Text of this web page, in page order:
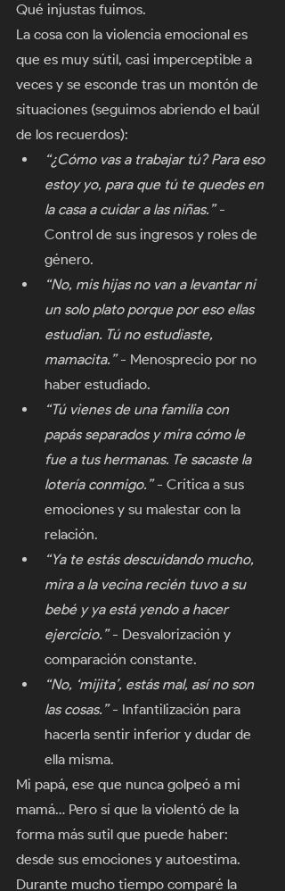
Qué injustas fuimos.
La cosa con la violencia emocional es
que es muy sútil, casi imperceptible a
veces y se esconde tras un montón de
situaciones (seguimos abriendo el baúl
de los recuerdos):
“¿Cómo vas a trabajar tú? Para eso
estoy yo, para que tú te quedes en
la casa a cuidar a las niñas.” -
Control de sus ingresos y roles de
género.
“No, mis hijas no van a levantar ni
un solo plato porque por eso ellas
estudian. Tú no estudiaste,
mamacita.” - Menosprecio por no
haber estudiado.
“Tú vienes de una familia con
papás separados y mira cómo le
fue a tus hermanas. Te sacaste la
lotería conmigo.” - Crítica a sus
emociones y su malestar con la
relación.
“Ya te estás descuidando mucho,
mira a la vecina recién tuvo a su
bebé y ya está yendo a hacer
ejercicio.” - Desvalorización y
comparación constante.
“No, ‘mijita’, estás mal, así no son
las cosas.” - Infantilización para
hacerla sentir inferior y dudar de
ella misma.
Mi papá, ese que nunca golpeó a mi
mamá… Pero sí que la violentó de la
forma más sutil que puede haber:
desde sus emociones y autoestima.
Durante mucho tiempo comparé la